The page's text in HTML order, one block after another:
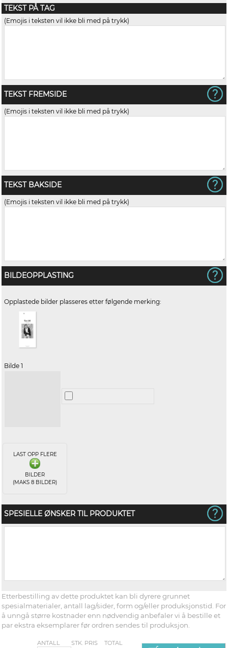
TEKST PÅ TAG
(Emojis i teksten vil ikke bli med på trykk)
TEKST FREMSIDE
(Emojis i teksten vil ikke bli med på trykk)
TEKST BAKSIDE
(Emojis i teksten vil ikke bli med på trykk)
BILDEOPPLASTING
Opplastede bilder plasseres etter følgende merking:
Bilde 1
LAST OPP FLERE
BILDER
(MAKS 8 BILDER)
SPESIELLE ØNSKER TIL PRODUKTET
Etterbestilling av dette produktet kan bli dyrere grunnet
spesialmaterialer, antall lag/sider, form og/eller produksjonstid. For
å unngå større kostnader enn nødvendig anbefaler vi å bestille et
par ekstra eksemplarer før ordren sendes til produksjon.
ANTALL STK. PRIS TOTAL